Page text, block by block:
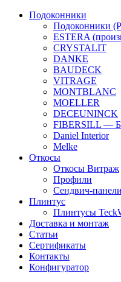
Подоконники
Подоконники
ESTERA
CRYSTALIT
DANKE
BAUDECK
VITRAGE
MONTBLANC
MOELLER
DECEUNINCK
FIBERSILL —
Daniel Interior
Melke
Откосы
Откосы Витраж
Профили
Сендвич-панели
Плинтус
Плинтусы
Доставка и монтаж
Статьи
Сертификаты
Контакты
Конфигуратор